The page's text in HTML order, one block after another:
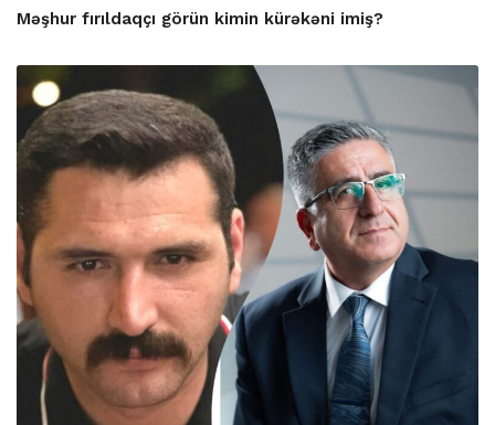
Məşhur fırıldaqçı görün kimin kürəkəni imiş?